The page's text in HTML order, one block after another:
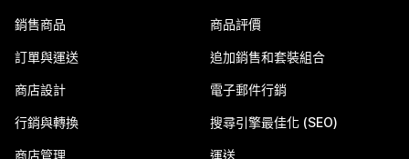
銷售商品
訂單與運送
商店設計
行銷與轉換
商店管理
商品評價
追加銷售和套裝組合
電子郵件行銷
搜尋引擎最佳化 (SEO)
運送